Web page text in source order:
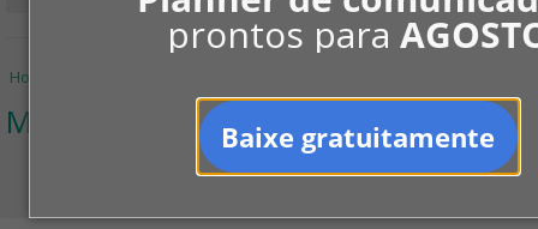
prontos para
Baixe gratuitamente
Home
Mercado